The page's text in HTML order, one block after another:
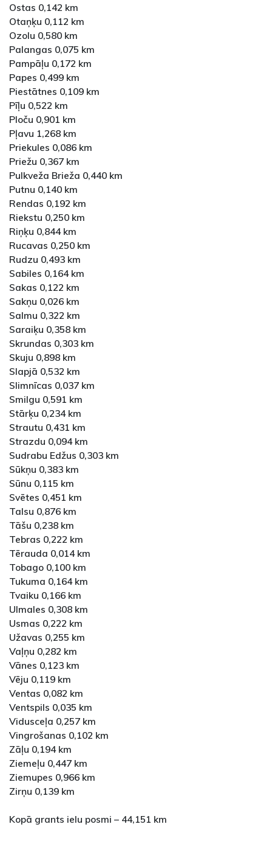
Ostas 0,142 km
Otaņķu 0,112 km
Ozolu 0,580 km
Palangas 0,075 km
Pampāļu 0,172 km
Papes 0,499 km
Piestātnes 0,109 km
Pīļu 0,522 km
Ploču 0,901 km
Pļavu 1,268 km
Priekules 0,086 km
Priežu 0,367 km
Pulkveža Brieža 0,440 km
Putnu 0,140 km
Rendas 0,192 km
Riekstu 0,250 km
Riņķu 0,844 km
Rucavas 0,250 km
Rudzu 0,493 km
Sabiles 0,164 km
Sakas 0,122 km
Sakņu 0,026 km
Salmu 0,322 km
Saraiķu 0,358 km
Skrundas 0,303 km
Skuju 0,898 km
Slapjā 0,532 km
Slimnīcas 0,037 km
Smilgu 0,591 km
Stārķu 0,234 km
Strautu 0,431 km
Strazdu 0,094 km
Sudrabu Edžus 0,303 km
Sūkņu 0,383 km
Sūnu 0,115 km
Svētes 0,451 km
Talsu 0,876 km
Tāšu 0,238 km
Tebras 0,222 km
Tērauda 0,014 km
Tobago 0,100 km
Tukuma 0,164 km
Tvaiku 0,166 km
Ulmales 0,308 km
Usmas 0,222 km
Užavas 0,255 km
Vaļņu 0,282 km
Vānes 0,123 km
Vēju 0,119 km
Ventas 0,082 km
Ventspils 0,035 km
Vidusceļa 0,257 km
Vingrošanas 0,102 km
Zāļu 0,194 km
Ziemeļu 0,447 km
Ziemupes 0,966 km
Zirņu 0,139 km
Kopā grants ielu posmi – 44,151 km